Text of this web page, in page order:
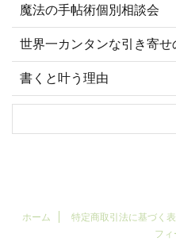
魔法の手帖術個別相談会
世界一カンタンな引き寄せ
書くと叶う理由
ホーム 特定商取引法に基づく
フ